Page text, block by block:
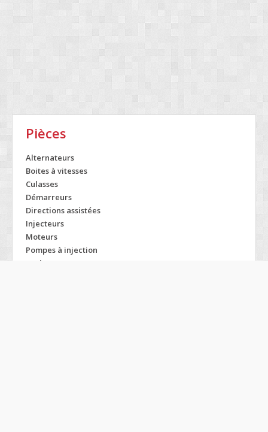
Pièces
Alternateurs
Boites à vitesses
Culasses
Démarreurs
Directions assistées
Injecteurs
Moteurs
Pompes à injection
Turbos